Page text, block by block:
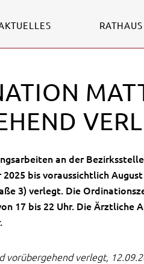
RATHAUS
an der
2025 bis voraussichtlich
3) verlegt. Die
17 bis 22 Uhr. Die
vorübergehend verlegt,